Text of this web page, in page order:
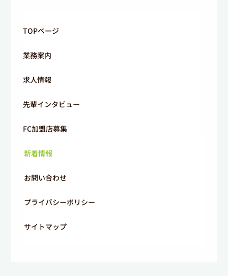
TOPページ
業務案内
求人情報
先輩インタビュー
FC加盟店募集
新着情報
お問い合わせ
プライバシーポリシー
サイトマップ